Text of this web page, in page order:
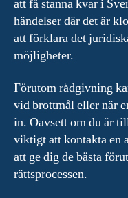
att få stanna kvar i
händelser där det är
att förklara det
möjligheter.
Förutom rådgivning
vid brottmål eller när
in. Oavsett om du är
viktigt att kontakta en
att ge dig de bästa
rättsprocessen.